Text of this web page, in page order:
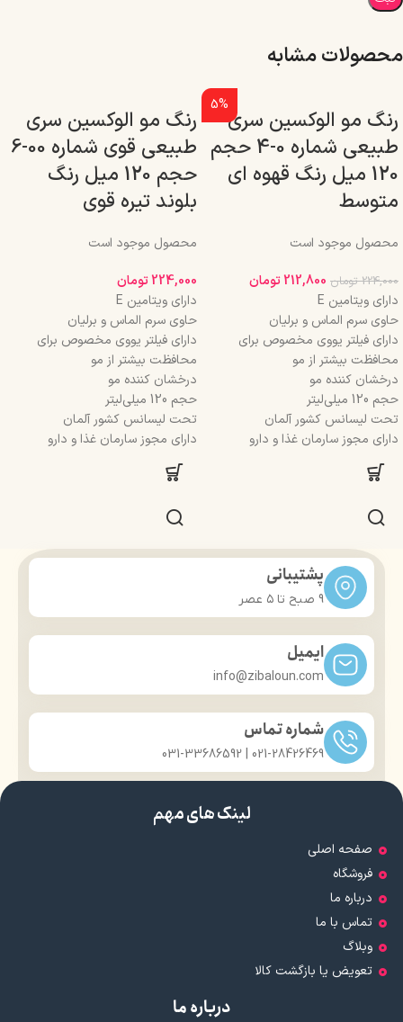
محصولات مشابه
5%
رنگ مو الوکسین سری
طبیعی شماره 0-4 حجم
120 میل رنگ قهوه ای
متوسط
محصول موجود است
224,000 تومان 212,800تومان
دارای ویتامین E
حاوی سرم الماس و برلیان
دارای فیلتر یووی مخصوص برای
محافظت بیشتر از مو
درخشان کننده مو
حجم 120 میلی‌لیتر
تحت لیسانس کشور آلمان
دارای مجوز سارمان غذا و دارو
رنگ مو الوکسین سری
طبیعی قوی شماره 00-6
حجم 120 میل رنگ
بلوند تیره قوی
محصول موجود است
224,000تومان
دارای ویتامین E
حاوی سرم الماس و برلیان
دارای فیلتر یووی مخصوص برای
محافظت بیشتر از مو
درخشان کننده مو
حجم 120 میلی‌لیتر
تحت لیسانس کشور آلمان
دارای مجوز سارمان غذا و دارو
پشتیبانی
9 صبح تا ۵ عصر
ایمیل
info@zibaloun.com
شماره تماس
021-28426469 | 031-33686592
لینک های مهم
صفحه اصلی
فروشگاه
درباره ما
تماس با ما
وبلاگ
تعویض یا بازگشت کالا
درباره ما